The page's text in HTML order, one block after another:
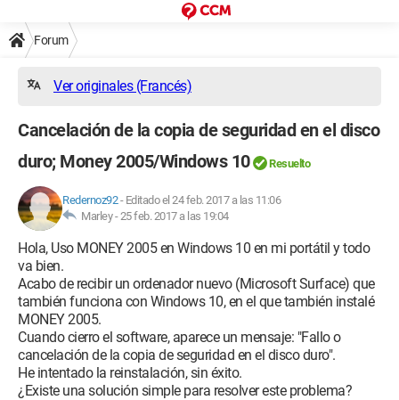
Forum
Ver originales (Francés)
Cancelación de la copia de seguridad en el disco
duro; Money 2005/Windows 10
Resuelto
Redernoz92- Editado el 24 feb. 2017 a las 11:06
Marley -25 feb. 2017 a las 19:04
Hola, Uso MONEY 2005 en Windows 10 en mi portátil y todo
va bien.
Acabo de recibir un ordenador nuevo (Microsoft Surface) que
también funciona con Windows 10, en el que también instalé
MONEY 2005.
Cuando cierro el software, aparece un mensaje: "Fallo o
cancelación de la copia de seguridad en el disco duro".
He intentado la reinstalación, sin éxito.
¿Existe una solución simple para resolver este problema?